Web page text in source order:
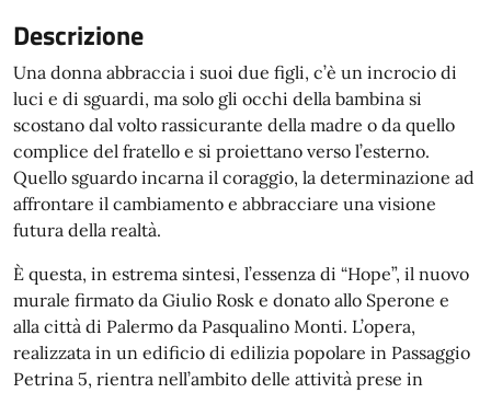
Descrizione
Una donna abbraccia i suoi due figli, c’è un incrocio di
luci e di sguardi, ma solo gli occhi della bambina si
scostano dal volto rassicurante della madre o da quello
complice del fratello e si proiettano verso l’esterno.
Quello sguardo incarna il coraggio, la determinazione ad
affrontare il cambiamento e abbracciare una visione
futura della realtà.
È questa, in estrema sintesi, l’essenza di “Hope”, il nuovo
murale firmato da Giulio Rosk e donato allo Sperone e
alla città di Palermo da Pasqualino Monti. L’opera,
realizzata in un edificio di edilizia popolare in Passaggio
Petrina 5, rientra nell’ambito delle attività prese in